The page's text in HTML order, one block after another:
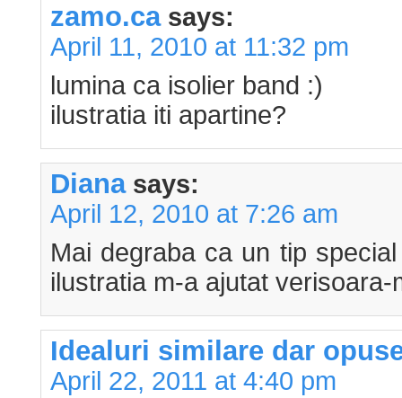
zamo.ca says:
April 11, 2010 at 11:32 pm
lumina ca isolier band :)
ilustratia iti apartine?
Diana says:
April 12, 2010 at 7:26 am
Mai degraba ca un tip
ilustratia m-a ajutat verisoara-
Idealuri similare dar
April 22, 2011 at 4:40 pm